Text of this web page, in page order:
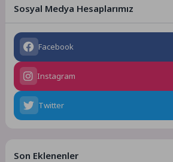
Sosyal Medya Hesaplarımız
Facebook
Instagram
Twitter
Son Eklenenler